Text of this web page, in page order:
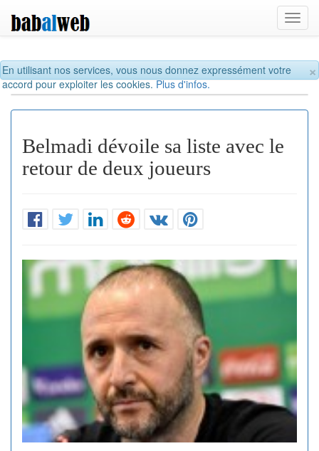
×
En utilisant nos services, vous nous donnez expressément votre
accord pour exploiter les cookies.Plus d'infos.
Belmadi dévoile sa liste avec le
retour de deux joueurs